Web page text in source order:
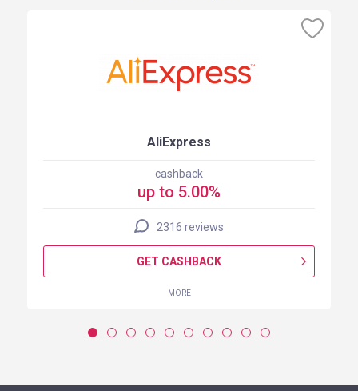
AliExpress
cashback
up to 5.00%
2316 reviews
GET CASHBACK
MORE